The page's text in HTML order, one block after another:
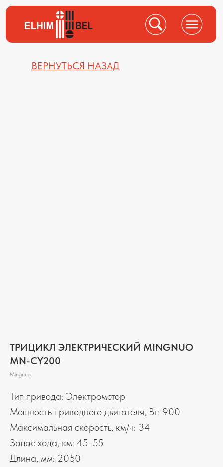
ТРИЦИКЛ ЭЛЕКТРИЧЕСКИЙ MINGNUO
MN-CY200
Mingnuo
Тип привода: Электромотор
Мощность приводного двигателя, Вт: 900
Максимальная скорость, км/ч: 34
Запас хода, км: 45-55
Длина, мм: 2050